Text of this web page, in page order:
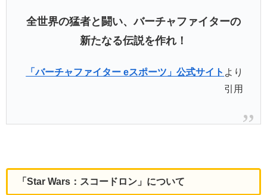
全世界の猛者と闘い、バーチャファイターの
新たなる伝説を作れ！
「バーチャファイター eスポーツ」公式サイト より
引用
「Star Wars：スコードロン」について